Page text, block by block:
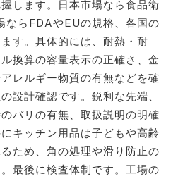
します。日本市場なら食品衛
ならFDAやEUの規格、各国の
す。具体的には、耐熱・耐
換算の容量表示の正確さ、金
レルギー物質の有無などを確
設計確認です。鋭利な先端、
バリの有無、取扱説明の明確
キッチン用品は子どもや高齢
ため、角の処理や滑り防止の
最後に検査体制です。工場の